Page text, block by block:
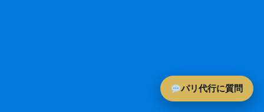
パリ代行に質問